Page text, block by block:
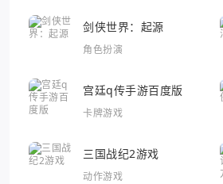
剑侠世界：起源
角色扮演
宫廷q传手游百度版
卡牌游戏
三国战纪2游戏
动作游戏